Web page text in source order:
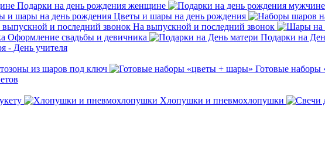
Подарки на день рождения женщине
Цветы и шары на день рождения
На выпускной и последний звонок
Оформление свадьбы и девичника
Подарки на
- День учителя
из шаров под ключ
Готовые
Хлопушки и пневмохлопушки